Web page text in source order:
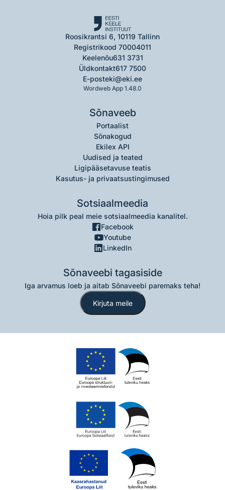
Roosikrantsi 6, 10119 Tallinn
Registrikood 70004011
Keelenõu631 3731
Üldkontakt617 7500
E-posteki@eki.ee
Wordweb App 1.48.0
Sõnaveeb
Portaalist
Sõnakogud
Ekilex API
Uudised ja teated
Ligipääsetavuse teatis
Kasutus- ja privaatsustingimused
Sotsiaalmeedia
Hoia pilk peal meie sotsiaalmeedia kanalitel.
Facebook
Youtube
LinkedIn
Sõnaveebi tagasiside
Iga arvamus loeb ja aitab Sõnaveebi paremaks teha!
Kirjuta meile